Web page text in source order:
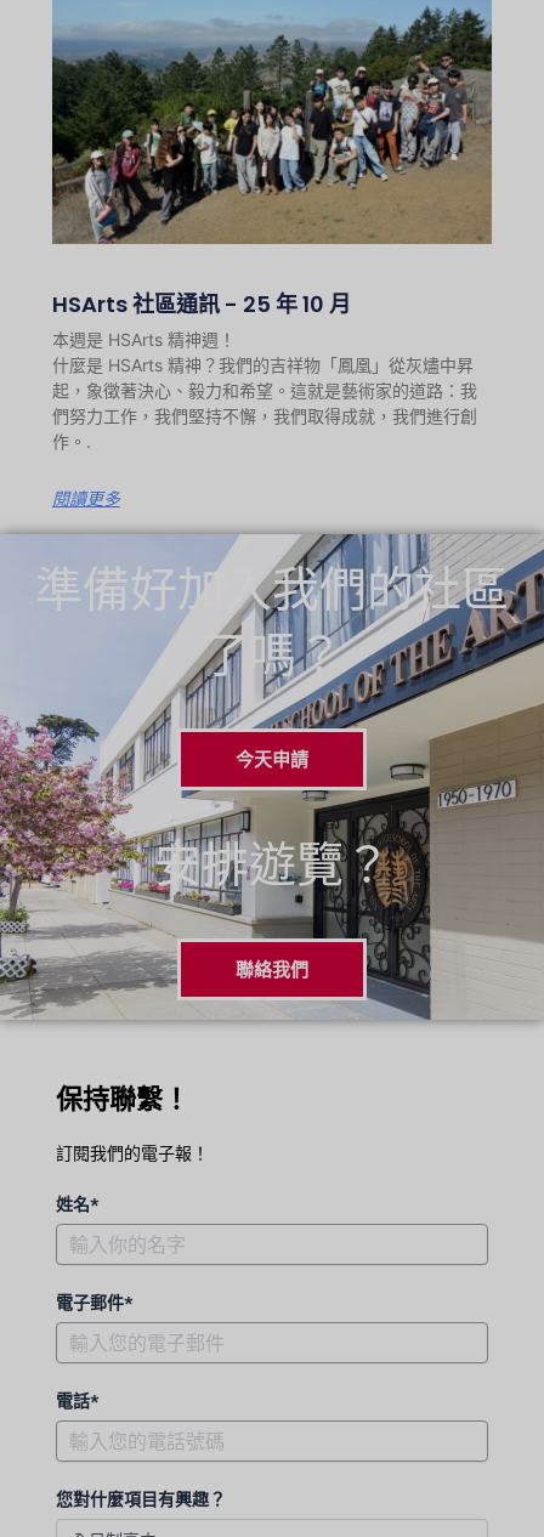
HSArts 社區通訊 - 25 年 10 月
本週是 HSArts 精神週！
什麼是 HSArts 精神？我們的吉祥物「鳳凰」從灰燼中昇
起，象徵著決心、毅力和希望。這就是藝術家的道路：我
們努力工作，我們堅持不懈，我們取得成就，我們進行創
作。.
閱讀更多
準備好加入我們的社區
了嗎？
今天申請
安排遊覽？
聯絡我們
保持聯繫！
訂閱我們的電子報！
姓名*
電子郵件*
電話*
您對什麼項目有興趣？